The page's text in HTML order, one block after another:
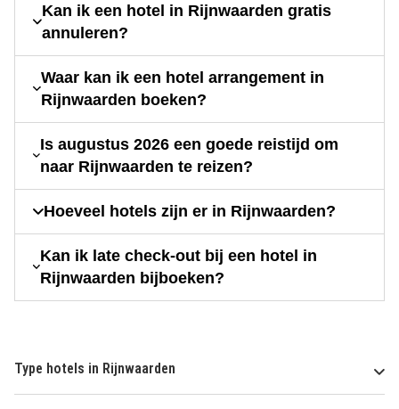
Kan ik een hotel in Rijnwaarden gratis
annuleren?
Waar kan ik een hotel arrangement in
Rijnwaarden boeken?
Is augustus 2026 een goede reistijd om
naar Rijnwaarden te reizen?
Hoeveel hotels zijn er in Rijnwaarden?
Kan ik late check-out bij een hotel in
Rijnwaarden bijboeken?
Type hotels in Rijnwaarden